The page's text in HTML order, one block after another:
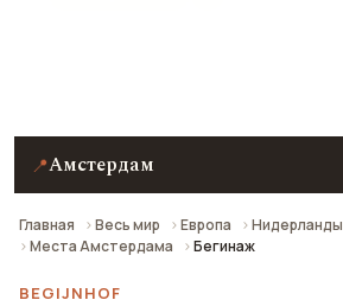
📍Амстердам
Главная Весь мир Европа Нидерланды
Места Амстердама
Бегинаж
BEGIJNHOF